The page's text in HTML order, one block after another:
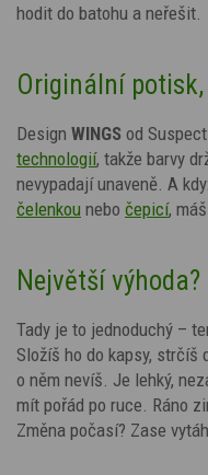
hodit do batohu a neřešit.
Originální
Design WINGS od
technologií, takže barvy
nevypadají unaveně. A
čelenkou nebo čepicí,
Největší
Tady je to jednoduchý –
Složíš ho do kapsy, strčíš
o něm nevíš. Je lehký,
mít pořád po ruce. Ráno
Změna počasí? Zase